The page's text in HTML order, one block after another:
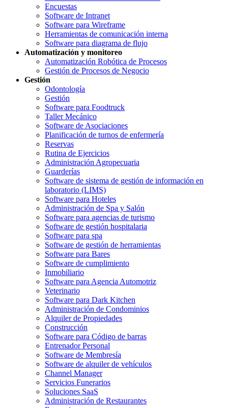
Encuestas
Software de Intranet
Software para Wireframe
Herramientas de comunicación interna
Software para diagrama de flujo
Automatización y monitoreo
Automatización Robótica de Procesos
Gestión de Procesos de Negocio
Gestión
Odontología
Gestión
Software para Foodtruck
Taller Mecánico
Software de Asociaciones
Planificación de turnos de enfermería
Reservas
Rutina de Ejercicios
Administración Agropecuaria
Guarderías
Software de sistema de gestión de información en
laboratorio (LIMS)
Software para Hoteles
Administración de Spa y Salón
Software para agencias de turismo
Software de gestión hospitalaria
Software para spa
Software de gestión de herramientas
Software para Bares
Software de cumplimiento
Inmobiliario
Software para Agencia Automotriz
Veterinario
Software para Dark Kitchen
Administración de Condominios
Alquiler de Propiedades
Construcción
Software para Código de barras
Entrenador Personal
Software de Membresía
Software de alquiler de vehículos
Channel Manager
Servicios Funerarios
Soluciones SaaS
Administración de Restaurantes